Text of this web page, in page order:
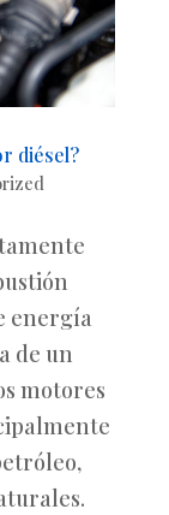
diésel?
energía
de un
motores